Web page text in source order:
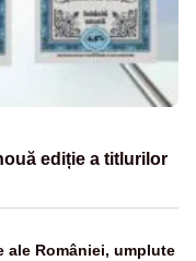
ediție a titlurilor
ale României, umplute